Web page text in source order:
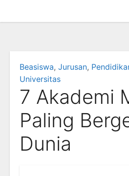
Beasiswa, Jurusan,
Universitas
7 Akademi
Paling
Dunia